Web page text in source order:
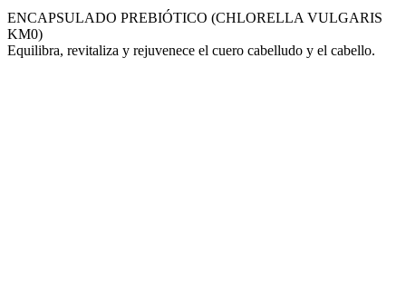
ENCAPSULADO PREBIÓTICO (CHLORELLA VULGARIS
KM0)
Equilibra, revitaliza y rejuvenece el cuero cabelludo y el cabello.